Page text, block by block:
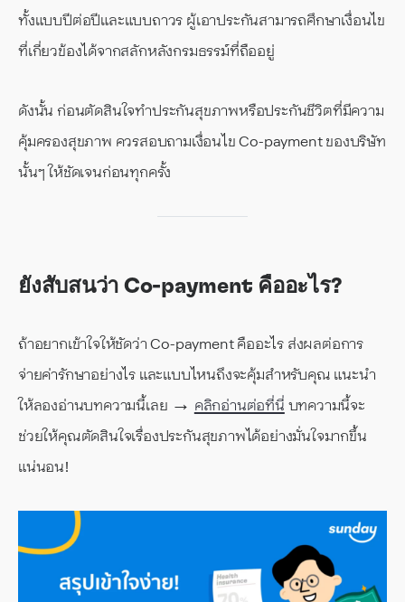
ทั้งแบบปีต่อปีและแบบถาวร ผู้เอาประกันสามารถศึกษาเงื่อนไข
ที่เกี่ยวข้องได้จากสลักหลังกรมธรรม์ที่ถืออยู่
ดังนั้น ก่อนตัดสินใจทำประกันสุขภาพหรือประกันชีวิตที่มีความ
คุ้มครองสุขภาพ ควรสอบถามเงื่อนไข Co-payment ของบริษัท
นั้นๆ ให้ชัดเจนก่อนทุกครั้ง
ยังสับสนว่า Co-payment คืออะไร?
ถ้าอยากเข้าใจให้ชัดว่า Co-payment คืออะไร ส่งผลต่อการ
จ่ายค่ารักษาอย่างไร และแบบไหนถึงจะคุ้มสำหรับคุณ แนะนำ
ให้ลองอ่านบทความนี้เลย → คลิกอ่านต่อที่นี่ บทความนี้จะ
ช่วยให้คุณตัดสินใจเรื่องประกันสุขภาพได้อย่างมั่นใจมากขึ้น
แน่นอน!